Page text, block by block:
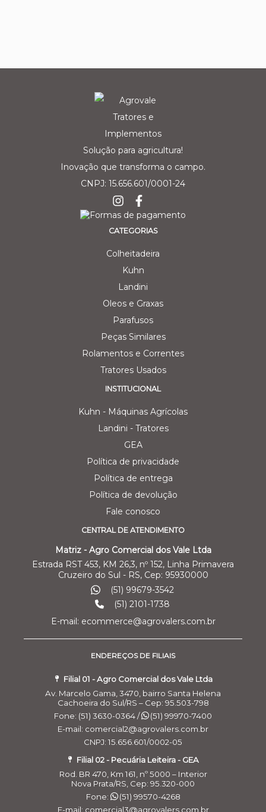
Solução para agricultura!
Inovação que transforma o campo.
CNPJ: 15.656.601/0001-24
CATEGORIAS
Colheitadeira
Kuhn
Landini
Oleos e Graxas
Parafusos
Peças Similares
Rolamentos e Correntes
Tratores Usados
INSTITUCIONAL
Kuhn - Máquinas Agrícolas
Landini - Tratores
GEA
Política de privacidade
Política de entrega
Política de devolução
Fale conosco
CENTRAL DE ATENDIMENTO
Matriz - Agro Comercial dos Vale Ltda
Estrada RST 453, KM 26,3, nº 152, Linha Primavera
Cruzeiro do Sul - RS, Cep: 95930000
(51) 99679-3542
(51) 2101-1738
E-mail: ecommerce@agrovalers.com.br
ENDEREÇOS DE FILIAIS
Filial 01 - Agro Comercial dos Vale Ltda
Av. Marcelo Gama, 3470, bairro Santa Helena
Cachoeira do Sul/RS – Cep: 95.503-798
Fone: (51) 3630-0364 /
(51) 99970-7400
E-mail: comercial2@agrovalers.com.br
CNPJ: 15.656.601/0002-05
Filial 02 - Pecuária Leiteira - GEA
Rod. BR 470, Km 161, nº 5000 – Interior
Nova Prata/RS, Cep: 95.320-000
Fone:
(51) 99570-4268
E-mail: comercial3@agrovalers.com.br